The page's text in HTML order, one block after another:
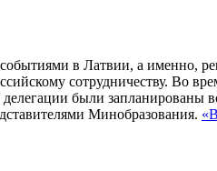
в Латвии, а именно,
сотрудничеству. Во
были запланированы
Минобразования.